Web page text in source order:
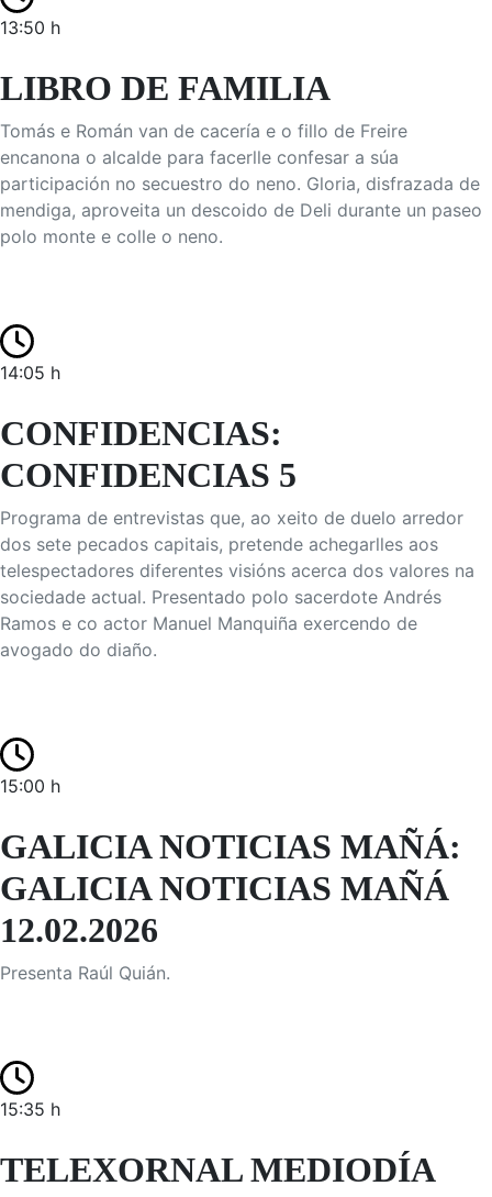
13:50 h
LIBRO DE FAMILIA
Tomás e Román van de cacería e o fillo de Freire
encanona o alcalde para facerlle confesar a súa
participación no secuestro do neno. Gloria, disfrazada de
mendiga, aproveita un descoido de Deli durante un paseo
polo monte e colle o neno.
14:05 h
CONFIDENCIAS:
CONFIDENCIAS 5
Programa de entrevistas que, ao xeito de duelo arredor
dos sete pecados capitais, pretende achegarlles aos
telespectadores diferentes visións acerca dos valores na
sociedade actual. Presentado polo sacerdote Andrés
Ramos e co actor Manuel Manquiña exercendo de
avogado do diaño.
15:00 h
GALICIA NOTICIAS MAÑÁ:
GALICIA NOTICIAS MAÑÁ
12.02.2026
Presenta Raúl Quián.
15:35 h
TELEXORNAL MEDIODÍA